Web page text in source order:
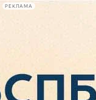
РЕКЛАМА
Сегодня:
2026.08.06
09:55